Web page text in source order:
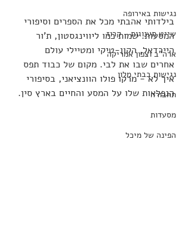
נגישות באירופה
שייט תענוגות - קרוז
ארה"ב וצפון אמריקה
נגישות בבתי מלון
תחבורה
מסעדות
הפינה של מיכל
בילדותי אהבתי מכל את הספרים וסיפורי
המסעות. שמות כמו ליווינגסטון, ת'ור
היירדאל, הקון-טיקי ומטיילי עולם
אחרים שבו את לבי. מקום של כבוד תפס
איך לא - מרקו פולו הוונציאני, בסיפורי
הנפלאות שלו על המסע והחיים בארץ סין.